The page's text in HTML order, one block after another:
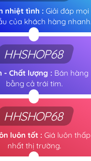
nhiệt tình : Giải đáp mọi
của khách hàng nhanh
chóng.
HHSHOP68
- Chất lượng : Bán hàng
bằng cả trái tim.
HHSHOP68
luôn tốt : Giá luôn thấp
nhất thị trường.